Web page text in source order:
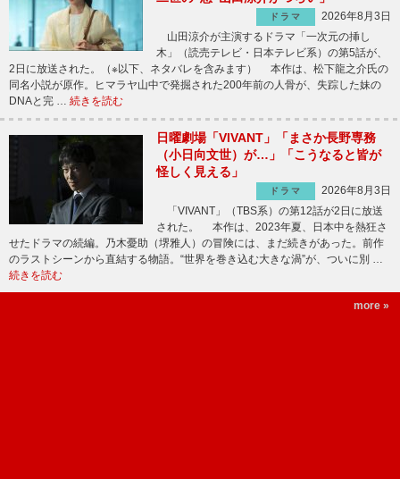
ドラマ
2026年8月3日
山田涼介が主演するドラマ「一次元の挿し
木」（読売テレビ・日本テレビ系）の第5話が、
2日に放送された。（※以下、ネタバレを含みます） 本作は、松下龍之介氏の
同名小説が原作。ヒマラヤ山中で発掘された200年前の人骨が、失踪した妹の
DNAと完 … 続きを読む
日曜劇場「VIVANT」「まさか長野専務
（小日向文世）が…」「こうなると皆が
怪しく見える」
ドラマ
2026年8月3日
「VIVANT」（TBS系）の第12話が2日に放送
された。 本作は、2023年夏、日本中を熱狂さ
せたドラマの続編。乃木憂助（堺雅人）の冒険には、まだ続きがあった。前作
のラストシーンから直結する物語。“世界を巻き込む大きな渦”が、ついに別 …
続きを読む
more »